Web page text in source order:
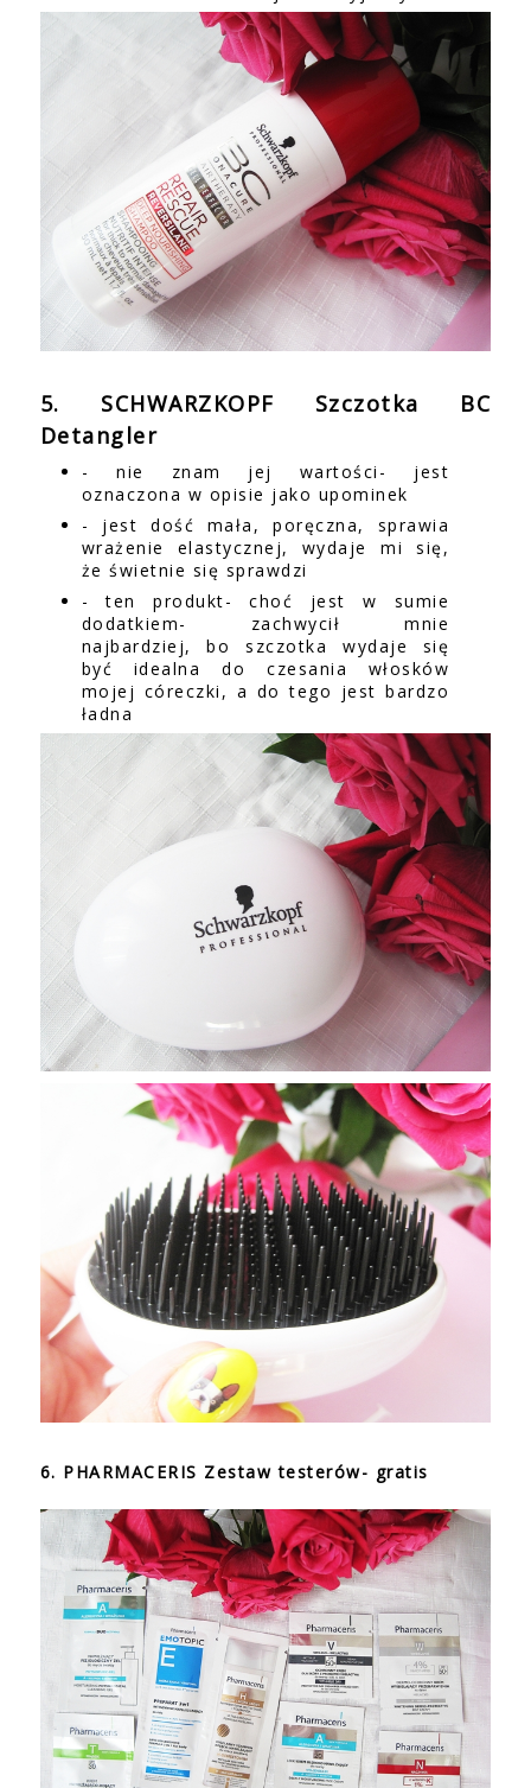
5. SCHWARZKOPF Szczotka BC
Detangler
- nie znam jej wartości- jest
oznaczona w opisie jako upominek
- jest dość mała, poręczna, sprawia
wrażenie elastycznej, wydaje mi się,
że świetnie się sprawdzi
- ten produkt- choć jest w sumie
dodatkiem- zachwycił mnie
najbardziej, bo szczotka wydaje się
być idealna do czesania włosków
mojej córeczki, a do tego jest bardzo
ładna
6. PHARMACERIS Zestaw testerów- gratis